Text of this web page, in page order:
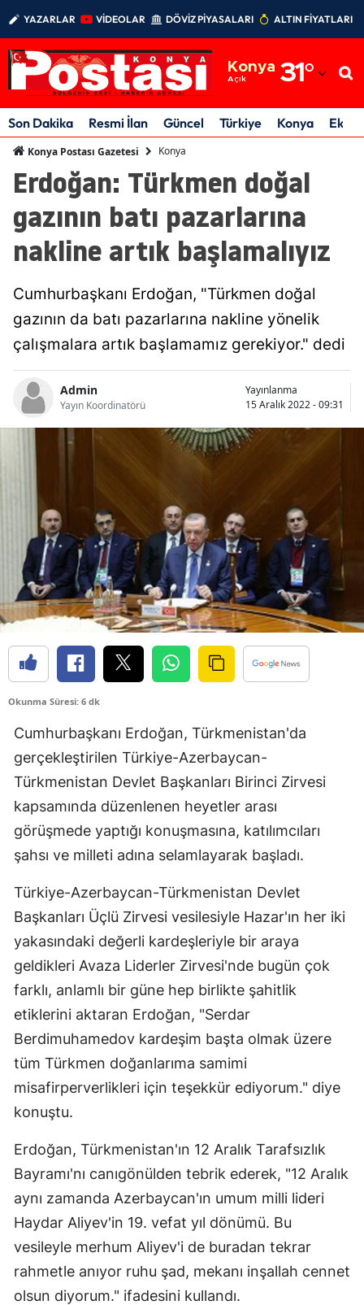
YAZARLAR VİDEOLAR DÖVİZ PİYASALARI ALTIN FİYATLARI
Konya
Açık 31°
Adıyaman
Afyonkarahisar
Amasya
Ankara
Antalya
Aydın
Balıkesir
Bilecik
Burdur
Bursa
Çanakkale
Çankırı
Çorum
Denizli
Elazığ
Erzincan
Erzurum
Gaziantep
Giresun
Gümüşhane
Hakkari
Hatay
Isparta
İstanbul
İzmir
Kars
Kastamonu
Kayseri
Son Dakika Resmi İlan Güncel Türkiye Konya
Konya Postası Gazetesi Konya
Erdoğan: Türkmen doğal
gazının batı pazarlarına
nakline artık başlamalıyız
Cumhurbaşkanı Erdoğan, "Türkmen doğal
gazının da batı pazarlarına nakline yönelik
çalışmalara artık başlamamız gerekiyor." dedi
Admin
Yayın Koordinatörü
Yayınlanma
15 Aralık 2022 - 09:31
Okunma Süresi: 6 dk
Cumhurbaşkanı Erdoğan, Türkmenistan'da
gerçekleştirilen Türkiye-Azerbaycan-
Türkmenistan Devlet Başkanları Birinci Zirvesi
kapsamında düzenlenen heyetler arası
görüşmede yaptığı konuşmasına, katılımcıları
şahsı ve milleti adına selamlayarak başladı.
Türkiye-Azerbaycan-Türkmenistan Devlet
Başkanları Üçlü Zirvesi vesilesiyle Hazar'ın her iki
yakasındaki değerli kardeşleriyle bir araya
geldikleri Avaza Liderler Zirvesi'nde bugün çok
farklı, anlamlı bir güne hep birlikte şahitlik
etiklerini aktaran Erdoğan, "Serdar
Berdimuhamedov kardeşim başta olmak üzere
tüm Türkmen doğanlarıma samimi
misafirperverlikleri için teşekkür ediyorum." diye
konuştu.
Erdoğan, Türkmenistan'ın 12 Aralık Tarafsızlık
Bayramı'nı canıgönülden tebrik ederek, "12 Aralık
aynı zamanda Azerbaycan'ın umum milli lideri
Haydar Aliyev'in 19. vefat yıl dönümü. Bu
vesileyle merhum Aliyev'i de buradan tekrar
rahmetle anıyor ruhu şad, mekanı inşallah cennet
olsun diyorum." ifadesini kullandı.